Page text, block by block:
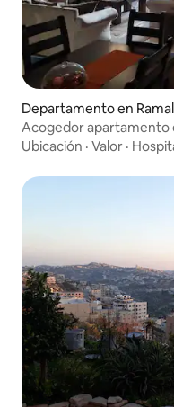
Departamento en
Acogedor apartamento
Ubicación · Valor ·